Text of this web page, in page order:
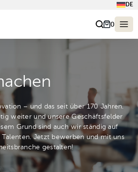
DE
0
– und das seit über 170 Jahren.
weiter und unsere Geschäftsfelder
Grund sind auch wir ständig auf
Talenten. Jetzt bewerben und mit uns
gestalten!